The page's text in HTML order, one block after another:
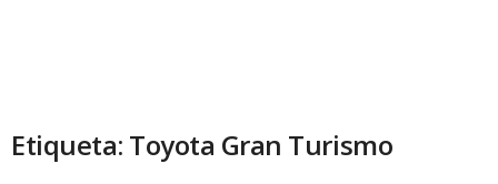
Etiqueta: Toyota Gran Turismo